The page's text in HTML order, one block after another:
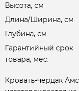
Высота, см
Длина/Ширина, см
Глубина, см
Гарантийный срок
товара, мес.
Кровать-чердак